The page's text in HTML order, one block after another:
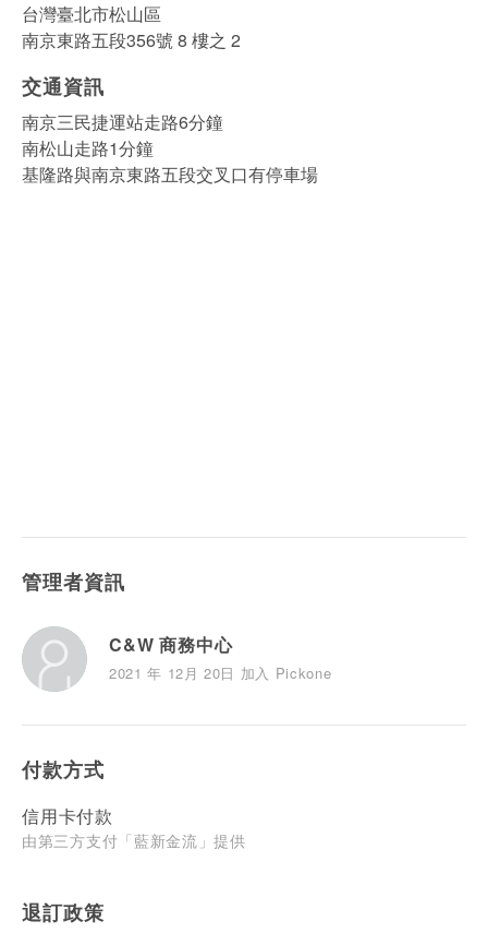
台灣臺北市松山區
南京東路五段356號 8 樓之 2
交通資訊
南京三民捷運站走路6分鐘
南松山走路1分鐘
基隆路與南京東路五段交叉口有停車場
管理者資訊
C&W 商務中心
2021 年 12月 20日 加入 Pickone
付款方式
信用卡付款
由第三方支付「藍新金流」提供
退訂政策